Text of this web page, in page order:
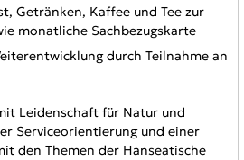
Getränken, Kaffee und Tee zur
monatliche Sachbezugskarte
durch Teilnahme an
Leidenschaft für Natur und
Serviceorientierung und einer
den Themen der Hanseatische